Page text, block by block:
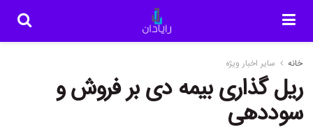
خانه سایر اخبار ویژه
ریل گذاری بیمه دی بر فروش و
سوددهی